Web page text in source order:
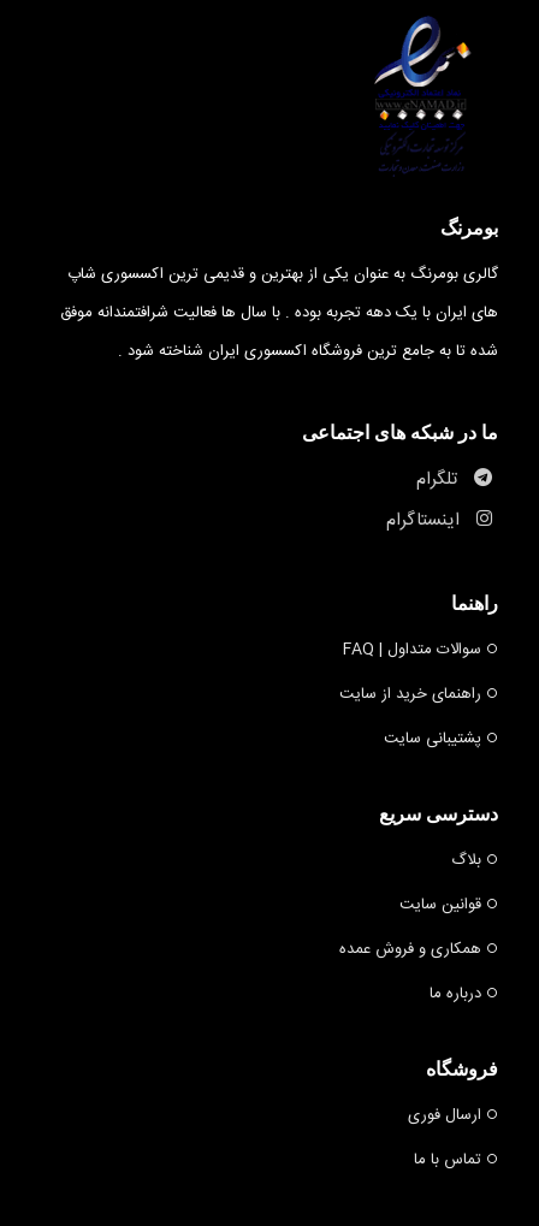
بومرنگ
گالری بومرنگ به عنوان یکی از بهترین و قدیمی ترین اکسسوری شاپ
های ایران با یک دهه تجربه بوده . با سال ها فعالیت شرافتمندانه موفق
شده تا به جامع ترین فروشگاه اکسسوری ایران شناخته شود .
ما در شبکه های اجتماعی
تلگرام
اینستاگرام
راهنما
سوالات متداول | FAQ
راهنمای خرید از سایت
پشتیبانی سایت
دسترسی سریع
بلاگ
قوانین سایت
همکاری و فروش عمده
درباره ما
فروشگاه
ارسال فوری
تماس با ما